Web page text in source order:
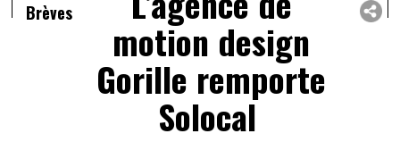
Brèves
motion design
Gorille remporte
Solocal